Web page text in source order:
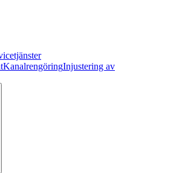
tjänster
KanalrengöringInjustering av